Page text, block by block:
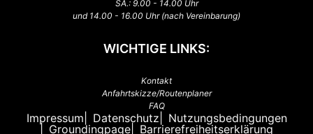
SA.: 9.00 - 14.00 Uhr
und 14.00 - 16.00 Uhr (nach Vereinbarung)
WICHTIGE LINKS:
Kontakt
Anfahrtskizze/Routenplaner
FAQ
Impressum Datenschutz
Nutzungsbedingungen
Groundingpage
Barrierefreiheitserklärung